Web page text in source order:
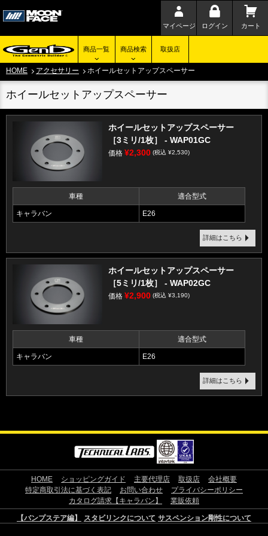
マイページ ログイン カート
商品一覧 商品検索 取扱店
HOME アクセサリー ホイールセットアップスペーサー
ホイールセットアップスペーサー
ホイールセットアップスペーサー
［3ミリ/1枚］ - WAP01GC
価格 ¥2,300 (税込 ¥2,530)
車種 適合型式
キャラバン E26
詳細はこちら
ホイールセットアップスペーサー
［5ミリ/1枚］ - WAP02GC
価格 ¥2,900 (税込 ¥3,190)
車種 適合型式
キャラバン E26
詳細はこちら
HOME ショッピングガイド 主要代理店 取扱店
会社概要
特定商取引法に基づく表記
お問い合わせ
プライバシーポリシー
カタログ請求【キャラバン】
業販依頼
【バンプステア編】 スタビリンクについて サスペンション剛性について